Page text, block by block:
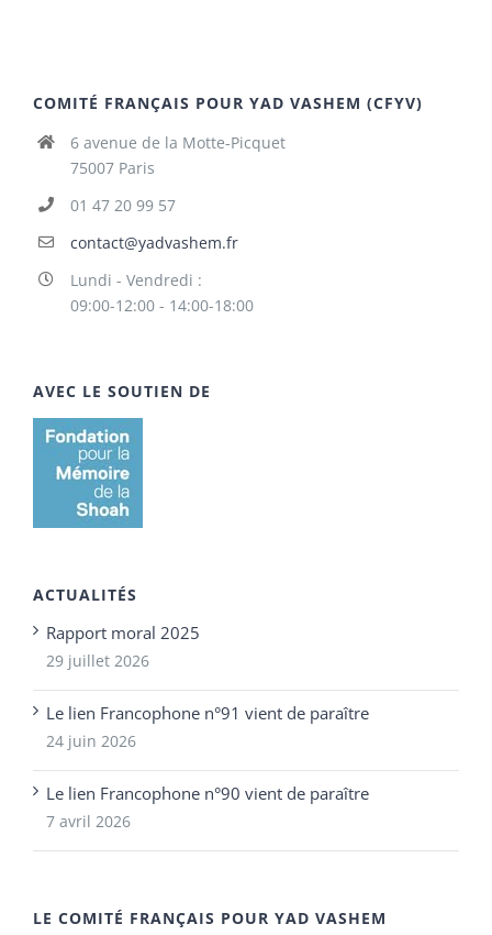
COMITÉ FRANÇAIS POUR YAD VASHEM (CFYV)
6 avenue de la Motte-Picquet
75007 Paris
01 47 20 99 57
contact@yadvashem.fr
Lundi - Vendredi :
09:00-12:00 - 14:00-18:00
AVEC LE SOUTIEN DE
ACTUALITÉS
Rapport moral 2025
29 juillet 2026
Le lien Francophone n°91 vient de paraître
24 juin 2026
Le lien Francophone n°90 vient de paraître
7 avril 2026
LE COMITÉ FRANÇAIS POUR YAD VASHEM